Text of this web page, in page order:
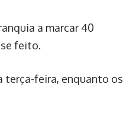
a marcar 40
feito.
terça-feira, enquanto os